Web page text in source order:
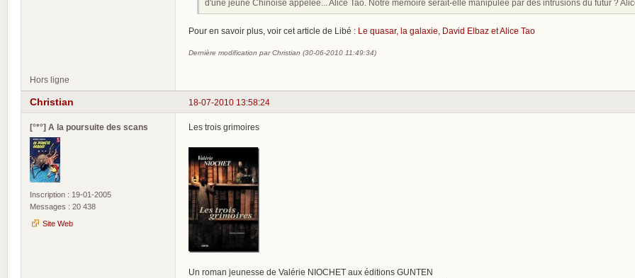
d'une jeune Chinoise appelée... Alice Tao. Notre mémoire serait-elle manipulée par des intrusions du futur ?
Pour en savoir plus, voir cet article de Libé : Le quasar, la galaxie, David Elbaz et Alice Tao
Dernière modification par Christian (30-06-2010 11:49:34)
Hors ligne
18-07-2010 13:58:24
Christian
[°*°] A la poursuite des scans
Inscription : 19-01-2005
Messages : 20 438
Site Web
Les trois grimoires
Un roman jeunesse de Valérie NIOCHET aux éditions GUNTEN